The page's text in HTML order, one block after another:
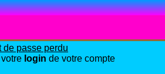
de passe perdu
login de votre compte